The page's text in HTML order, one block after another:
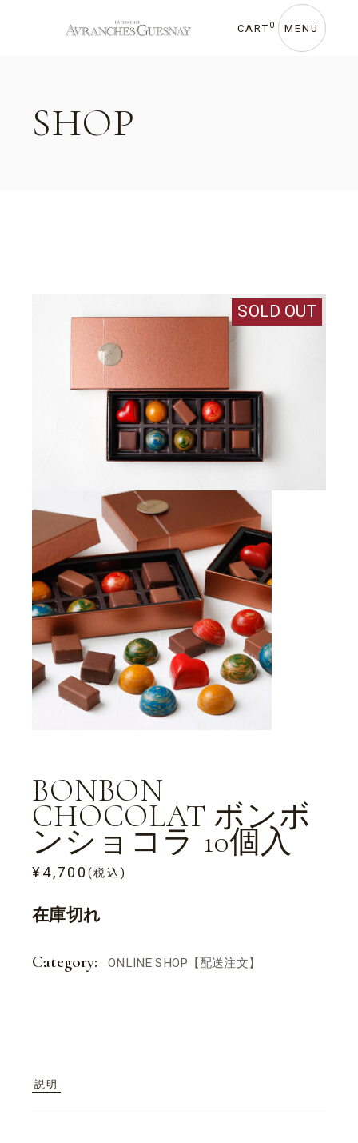
CART 0 MENU
SHOP
SOLD OUT
BONBON
CHOCOLAT ボンボ
ンショコラ 10個入
¥4,700(税込)
在庫切れ
Category: ONLINE SHOP【配送注文】
説明